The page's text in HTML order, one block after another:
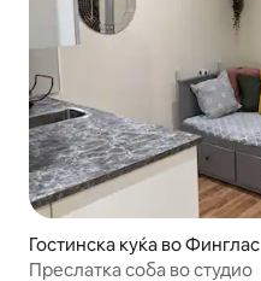
Гостинска куќа во Финглас
Преслатка соба во студио